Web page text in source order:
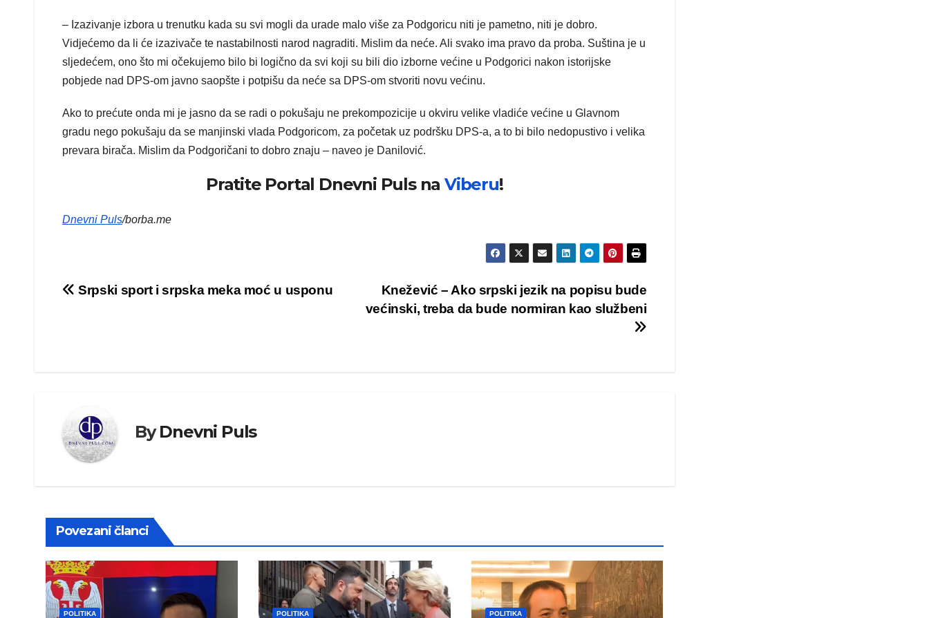
– Izazivanje izbora u trenutku kada su svi mogli da urade malo više za Podgoricu niti je pametno, niti je dobro.
Vidjećemo da li će izazivače te nastabilnosti narod nagraditi. Mislim da neće. Ali svako ima pravo da proba. Suština je u
sljedećem, ono što mi očekujemo bilo bi logično da svi koji su bili dio izborne većine u Podgorici nakon istorijske
pobjede nad DPS-om javno saopšte i potpišu da neće sa DPS-om stvoriti novu većinu.
Ako to prećute onda mi je jasno da se radi o pokušaju ne prekompozicije u okviru velike vladiće većine u Glavnom
gradu nego pokušaju da se manjinski vlada Podgoricom, za početak uz podršku DPS-a, a to bi bilo nedopustivo i velika
prevara birača. Mislim da Podgoričani to dobro znaju – naveo je Danilović.
Pratite Portal Dnevni Puls na Viberu!
Dnevni Puls/borba.me
Kretanje
Knežević – Ako srpski jezik na popisu bude
većinski, treba da bude normiran kao službeni
Srpski sport i srpska meka moć u usponu
ByDnevni Puls
Povezani članci
POLITIKA POLITIKA POLITIKA